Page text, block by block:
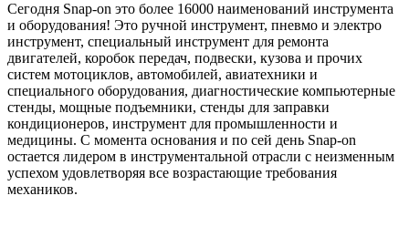
Сегодня Snap-on это более 16000 наименований инструмента
и оборудования! Это ручной инструмент, пневмо и электро
инструмент, специальный инструмент для ремонта
двигателей, коробок передач, подвески, кузова и прочих
систем мотоциклов, автомобилей, авиатехники и
специального оборудования, диагностические компьютерные
стенды, мощные подъемники, стенды для заправки
кондиционеров, инструмент для промышленности и
медицины. С момента основания и по сей день Snap-on
остается лидером в инструментальной отрасли с неизменным
успехом удовлетворяя все возрастающие требования
механиков.